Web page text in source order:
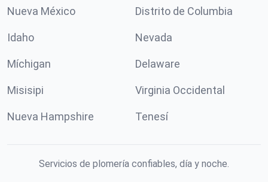
Nueva México Distrito de Columbia
Idaho Nevada
Míchigan Delaware
Misisipi Virginia Occidental
Nueva Hampshire Tenesí
Servicios de plomería confiables, día y noche.